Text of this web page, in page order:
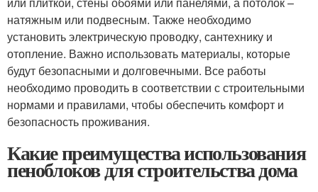
натяжным или подвесным. Также необходимо
установить электрическую проводку, сантехнику и
отопление. Важно использовать материалы, которые
будут безопасными и долговечными. Все работы
необходимо проводить в соответствии с строительными
нормами и правилами, чтобы обеспечить комфорт и
безопасность проживания.
Какие преимущества использования
пеноблоков для строительства дома